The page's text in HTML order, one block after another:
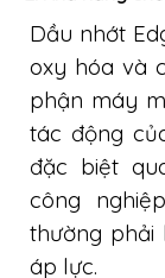
Dầu nhớt
oxy hóa và
phận máy
tác động
đặc biệt
công
thường phải
áp lực.